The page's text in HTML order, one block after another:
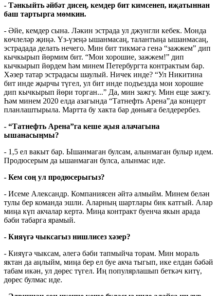
- Тәнкыйть әйбәт дисең, кемдер бит кимсенеп, иҗатыннан
баш тартырга мөмкин.
- Әйе, кемдер сына. Ләкин эстрада ул джунгли кебек. Монда
көчлеләр җиңә. Үз-үзеңә ышанмасаң, талантыңа ышанмасаң,
эстрадада делать нечего. Мин бит тикмәгә генә “зажжем” дип
кычкырып йөрмим бит. “Мои хорошие, зажжем!” дип
кычкырып йөрдем һәм минем Петербургта контрактым бар.
Хәзер татар эстрадасы шаулый. Ничек инде? “Ул Никитина
бит инде җырчы түгел, ул бит инде подъездда мои хорошие
дип кычкырып йөри торган...” Да, мин зажгу. Мин еще зажгу.
Һәм минем 2020 елда азагында “Татнефть Арена”да концерт
планлаштырыла. Мартта бу хакта бар дөньяга белдерербез.
- “Татнефть Арена”га кеше җыя алачагына
ышанасыңмы?
- 1,5 ел вакыт бар. Ышанмаган булсам, алынмаган булыр идем.
Продюсерым да ышанмаган булса, алынмас иде.
- Кем соң ул продюсерыгыз?
- Исеме Александр. Компаниясен әйтә алмыйм. Минем белән
тулы бер команда эшли. Аларның шартлары бик катгый. Алар
миңа күп акчалар кертә. Миңа контракт буенча якын арада
бәби табарга ярамый.
- Кияүгә чыксагыз нишлисез хәзер?
- Кияүгә чыксам, әлегә бәби тапмыйча торам. Мин мораль
яктан да аңлыйм, миңа бер ел буе акча тыгып, ике елдан бәбәй
табам икән, ул дөрес түгел. Иң популярлашып беткәч китү,
дөрес булмас иде.